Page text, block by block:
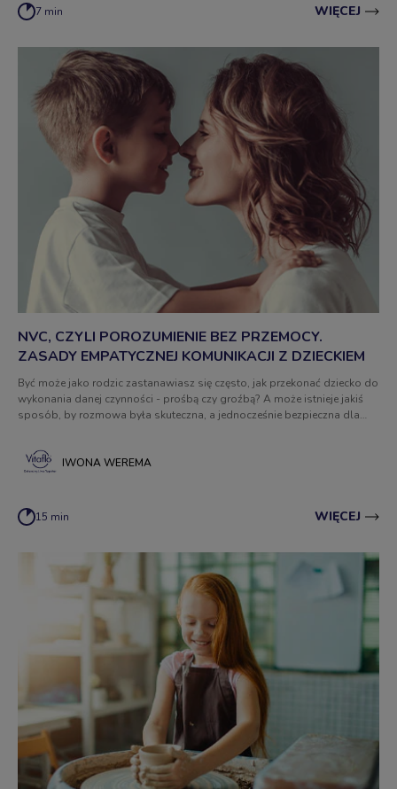
7 min WIĘCEJ
NVC, CZYLI POROZUMIENIE BEZ PRZEMOCY.
ZASADY EMPATYCZNEJ KOMUNIKACJI Z DZIECKIEM
Być może jako rodzic zastanawiasz się często, jak przekonać dziecko do
wykonania danej czynności - prośbą czy groźbą? A może istnieje jakiś
sposób, by rozmowa była skuteczna, a jednocześnie bezpieczna dla
IWONA WEREMA
15 min WIĘCEJ